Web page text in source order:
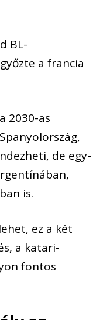
BL-
a francia
2030-as
de egy-
is.
ez a két
a katari-
fontos